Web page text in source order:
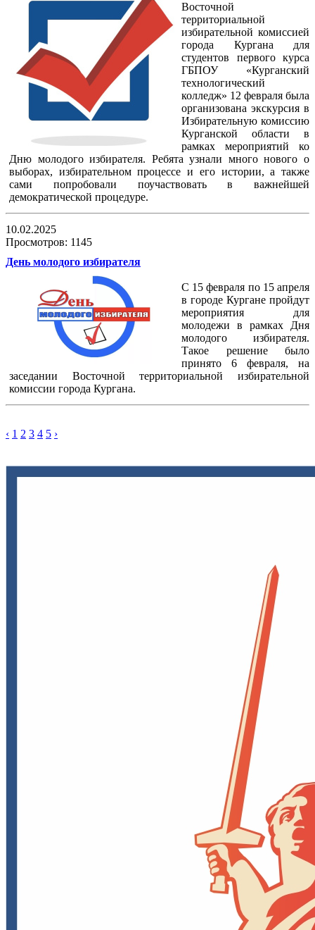
Восточной
территориальной
избирательной комиссией
города Кургана для
студентов первого курса
ГБПОУ «Курганский
технологический
колледж» 12 февраля была
организована экскурсия в
Избирательную комиссию
Курганской области в
рамках мероприятий ко
Дню молодого избирателя. Ребята узнали много нового о
выборах, избирательном процессе и его истории, а также
сами попробовали поучаствовать в важнейшей
демократической процедуре.
10.02.2025
Просмотров: 1145
День молодого избирателя
С 15 февраля по 15 апреля
в городе Кургане пройдут
мероприятия для
молодежи в рамках Дня
молодого избирателя.
Такое решение было
принято 6 февраля, на
заседании Восточной территориальной избирательной
комиссии города Кургана.
‹ 1 2 3 4 5 ›